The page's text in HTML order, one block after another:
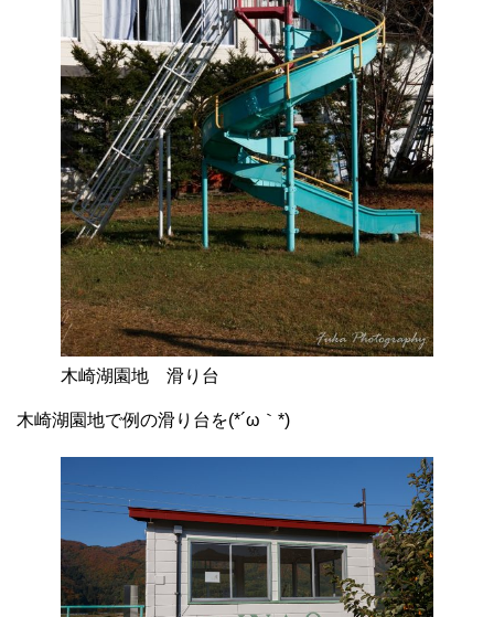
木崎湖園地 滑り台
木崎湖園地で例の滑り台を(*´ω｀*)